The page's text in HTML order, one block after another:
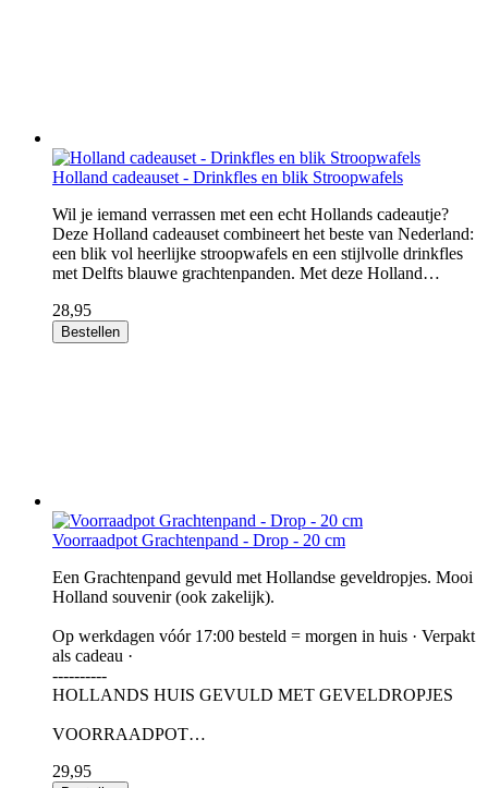
Holland cadeauset - Drinkfles en blik Stroopwafels
Wil je iemand verrassen met een echt Hollands cadeautje?
Deze Holland cadeauset combineert het beste van Nederland:
een blik vol heerlijke stroopwafels en een stijlvolle drinkfles
met Delfts blauwe grachtenpanden. Met deze Holland…
28,95
Bestellen
Voorraadpot Grachtenpand - Drop - 20 cm
Een Grachtenpand gevuld met Hollandse geveldropjes. Mooi
Holland souvenir (ook zakelijk).
Op werkdagen vóór 17:00 besteld = morgen in huis · Verpakt
als cadeau ·
----------
HOLLANDS HUIS GEVULD MET GEVELDROPJES
VOORRAADPOT…
29,95